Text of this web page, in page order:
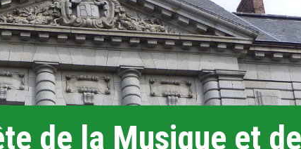
de la Musique et